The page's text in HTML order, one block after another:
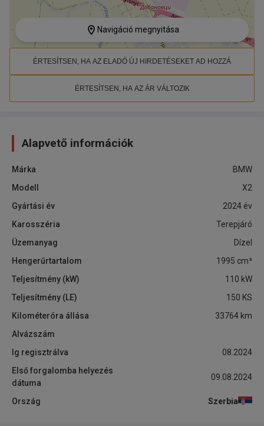
Navigáció megnyitása
ÉRTESÍTSEN, HA AZ ELADÓ ÚJ HIRDETÉSEKET AD HOZZÁ
ÉRTESÍTSEN, HA AZ ÁR VÁLTOZIK
Alapvető információk
Márka
BMW
Modell
X2
Gyártási év
2024 év
Karosszéria
Terepjáró
Üzemanyag
Dízel
Hengerűrtartalom
1995 cm³
Teljesítmény (kW)
110 kW
Teljesítmény (LE)
150 KS
Kilométeróra állása
33764 km
Alvázszám
Ig regisztrálva
08.2024
Első forgalomba helyezés
dátuma
09.08.2024
Ország Szerbia